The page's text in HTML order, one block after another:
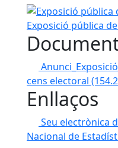
Exposició pública
Exposició pública
cens electoral
Enllaços
Seu electrònica
Nacional de